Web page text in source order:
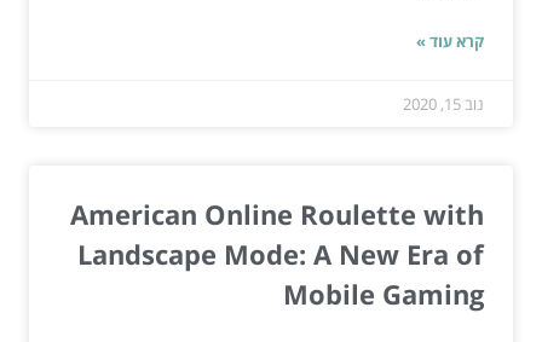
קרא עוד »
נוב 15, 2020
American Online Roulette with
Landscape Mode: A New Era of
Mobile Gaming